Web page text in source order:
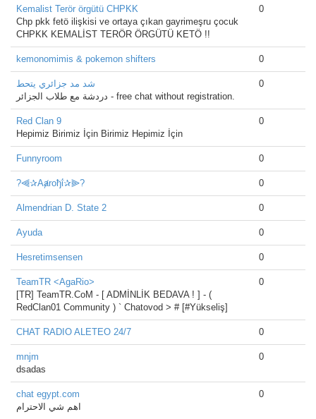
Kemalist Terör örgütü CHPKK
Chp pkk fetö ilişkisi ve ortaya çıkan gayrimeşru çocuk
CHPKK KEMALİST TERÖR ÖRGÜTÜ KETÖ !!
0
kemonomimis & pokemon shifters 0
شد مد جزائري يتحط
دردشة مع طلاب الجزائر - free chat without registration.
0
Red Clan 9
Hepimiz Birimiz İçin Birimiz Hepimiz İçin
0
Funnyroom 0
?⫷✰Aⱥroђΐ✰⫸? 0
Almendrian D. State 2 0
Ayuda 0
Hesretimsensen 0
TeamTR <AgaRio>
[TR] TeamTR.CoM - [ ADMİNLİK BEDAVA ! ] - (
RedClan01 Community ) ` Chatovod > # [#Yükseliş]
0
CHAT RADIO ALETEO 24/7 0
mnjm
dsadas
0
chat egypt.com
اهم شي الاحترام
0